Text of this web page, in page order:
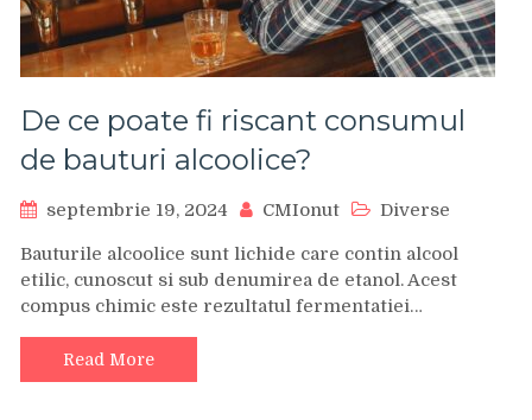
De ce poate fi riscant consumul
de bauturi alcoolice?
septembrie 19, 2024 CMIonut Diverse
Bauturile alcoolice sunt lichide care contin alcool
etilic, cunoscut si sub denumirea de etanol. Acest
compus chimic este rezultatul fermentatiei…
Read More